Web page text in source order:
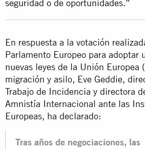
seguridad o de oportunidades.”
En respuesta a la votación
Parlamento Europeo para adoptar
nuevas leyes de la Unión Europea
migración y asilo, Eve Geddie,
Trabajo de Incidencia y directora
Amnistía Internacional ante las
Europeas, ha declarado:
Tras años de negociaciones, las